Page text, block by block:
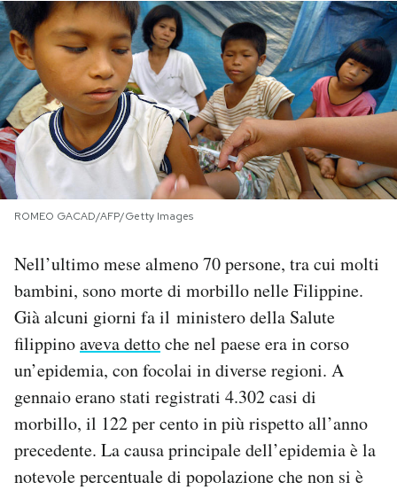
Economia
Sport
Altrecose
Mondiali calcio 2026
PODCAST
NEWSLETTER
SHOP
CALENDARIO
AREA PERSONALE
Area Personale
Newsletter
ROMEO GACAD/AFP/Getty Images
Nell’ultimo mese almeno 70 persone, tra cui molti
bambini, sono morte di morbillo nelle Filippine.
Già alcuni giorni fa il ministero della Salute
filippinoaveva dettoche nel paese era in corso
un’epidemia, con focolai in diverse regioni. A
gennaio erano stati registrati 4.302 casi di
morbillo, il 122 per cento in più rispetto all’anno
precedente. La causa principale dell’epidemia è la
notevole percentuale di popolazione che non si è